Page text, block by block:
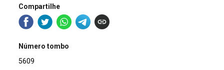
Compartilhe
Número tombo
5609